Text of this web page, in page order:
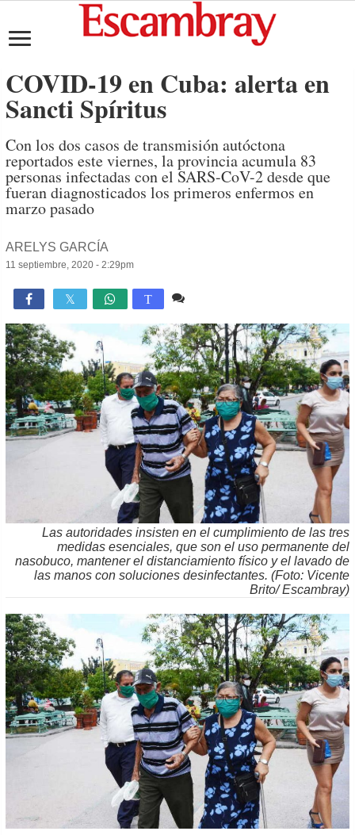
COVID-19 en Cuba: alerta en
Sancti Spíritus
Con los dos casos de transmisión autóctona
reportados este viernes, la provincia acumula 83
personas infectadas con el SARS-CoV-2 desde que
fueran diagnosticados los primeros enfermos en
marzo pasado
ARELYS GARCÍA
11 septiembre, 2020 - 2:29pm
 T
Las autoridades insisten en el cumplimiento de las tres
medidas esenciales, que son el uso permanente del
nasobuco, mantener el distanciamiento físico y el lavado de
las manos con soluciones desinfectantes. (Foto: Vicente
Brito/ Escambray)